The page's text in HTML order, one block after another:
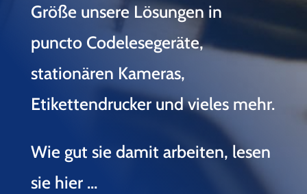
Größe unsere Lösungen in
puncto Codelesegeräte,
stationären Kameras,
Etikettendrucker und vieles mehr.
Wie gut sie damit arbeiten, lesen
sie hier …